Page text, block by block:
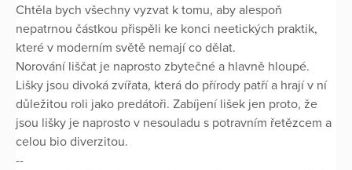
Chtěla bych všechny vyzvat k tomu, aby alespoň
nepatrnou částkou přispěli ke konci neetických praktik,
které v moderním světě nemají co dělat.
Norování liščat je naprosto zbytečné a hlavně hloupé.
Lišky jsou divoká zvířata, která do přírody patří a hrají v ní
důležitou roli jako predátoři. Zabíjení lišek jen proto, že
jsou lišky je naprosto v nesouladu s potravním řetězcem a
celou bio diverzitou.
--